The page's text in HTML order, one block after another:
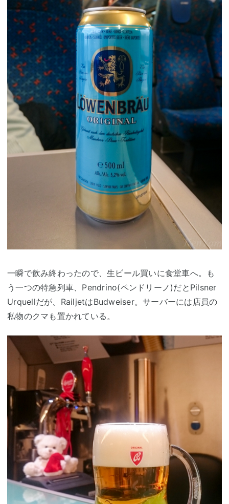
一瞬で飲み終わったので、生ビール買いに食堂車へ。も
う一つの特急列車、Pendrino(ペンドリーノ)だとPilsner
Urquellだが、RailjetはBudweiser。サーバーには店員の
私物のクマも置かれている。